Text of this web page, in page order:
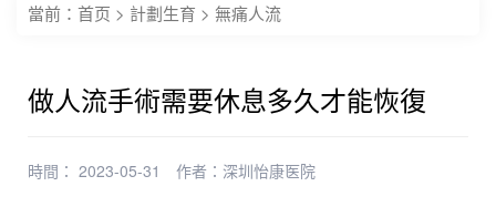
當前： 首页 > 計劃生育 > 無痛人流
做人流手術需要休息多久才能恢復
時間： 2023-05-31 作者： 深圳怡康医院